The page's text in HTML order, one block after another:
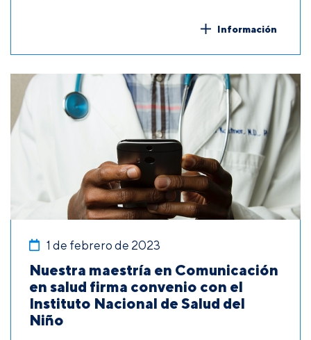
Información
1 de febrero de 2023
Nuestra maestría en Comunicación
en salud firma convenio con el
Instituto Nacional de Salud del
Niño